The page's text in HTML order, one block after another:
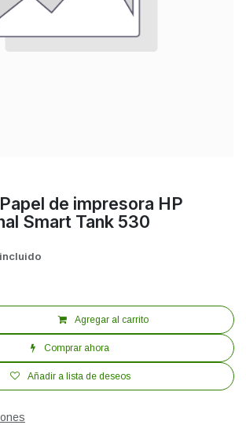
de impresora HP
Smart Tank 530
Agregar al carrito
Comprar ahora
Añadir a lista de deseos